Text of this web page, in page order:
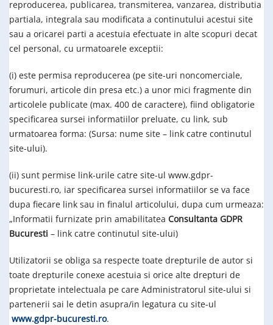
reproducerea, publicarea, transmiterea, vanzarea, distributia
partiala, integrala sau modificata a continutului acestui site
sau a oricarei parti a acestuia efectuate in alte scopuri decat
cel personal, cu urmatoarele exceptii:
(i) este permisa reproducerea (pe site-uri noncomerciale,
forumuri, articole din presa etc.) a unor mici fragmente din
articolele publicate (max. 400 de caractere), fiind obligatorie
specificarea sursei informatiilor preluate, cu link, sub
urmatoarea forma: (Sursa: nume site – link catre continutul
site-ului).
(ii) sunt permise link-urile catre site-ul www.gdpr-
bucuresti.ro, iar specificarea sursei informatiilor se va face
dupa fiecare link sau in finalul articolului, dupa cum urmeaza:
„Informatii furnizate prin amabilitatea Consultanta GDPR
Bucuresti – link catre continutul site-ului)
Utilizatorii se obliga sa respecte toate drepturile de autor si
toate drepturile conexe acestuia si orice alte drepturi de
proprietate intelectuala pe care Administratorul site-ului si
partenerii sai le detin asupra/in legatura cu site-ul
www.gdpr-bucuresti.ro.